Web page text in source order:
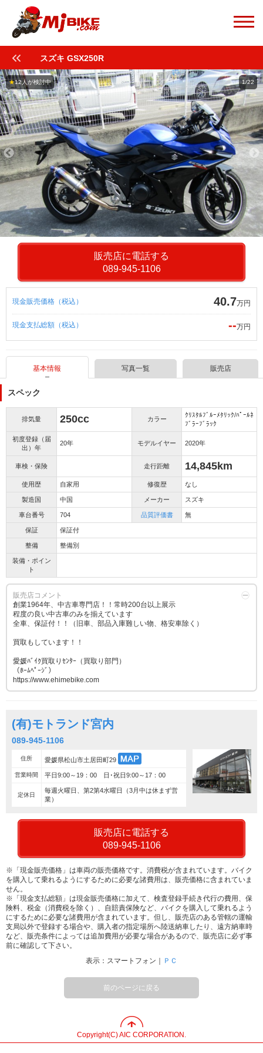
スズキ GSX250R
1/22
★12人が検討中
販売店に電話する
089-945-1106
現金販売価格（税込） 40.7万円
現金支払総額（税込） --万円
基本情報 写真一覧 販売店
スペック
排気量 250cc カラー
ｸﾘｽﾀﾙﾌﾞﾙｰﾒﾀﾘｯｸ/ﾊﾟｰﾙﾈ
ﾌﾞﾗｰﾌﾞﾗｯｸ
初度登録（届
出）年
20年 モデルイヤー 2020年
車検・保険 走行距離 14,845km
使用歴 自家用 修復歴 なし
製造国 中国 メーカー スズキ
車台番号 704 品質評価書 無
保証 保証付
整備 整備別
装備・ポイン
ト
販売店コメント
創業1964年、中古車専門店！！常時200台以上展示
程度の良い中古車のみを揃えています
全車、保証付！！（旧車、部品入庫難しい物、格安車除く）
買取もしています！！
愛媛ﾊﾞｲｸ買取りｾﾝﾀｰ（買取り部門）
（ﾎｰﾑﾍﾟｰｼﾞ）
https://www.ehimebike.com
(有)モトランド宮内
089-945-1106
住所 愛媛県松山市土居田町29
営業時間 平日9:00～19：00 日･祝日9:00～17：00
定休日
毎週火曜日、第2第4水曜日（3月中は休まず営
業）
販売店に電話する
089-945-1106
※「現金販売価格」は車両の販売価格です。消費税が含まれています。バイク
を購入して乗れるようにするために必要な諸費用は、販売価格に含まれていま
せん。
※「現金支払総額」は現金販売価格に加えて、検査登録手続き代行の費用、保
険料、税金（消費税を除く）、自賠責保険など、バイクを購入して乗れるよう
にするために必要な諸費用が含まれています。但し、販売店のある管轄の運輸
支局以外で登録する場合や、購入者の指定場所へ陸送納車したり、遠方納車時
など、販売条件によっては追加費用が必要な場合があるので、販売店に必ず事
前に確認して下さい。
表示：スマートフォン｜
ＰＣ
前のページに戻る
Copyright(C) AIC CORPORATION.